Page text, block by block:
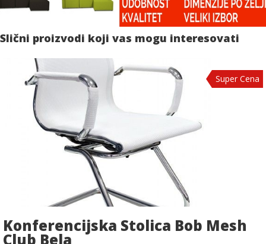
Slični proizvodi koji vas mogu interesovati
Super Cena
Konferencijska Stolica Bob Mesh
Club Bela